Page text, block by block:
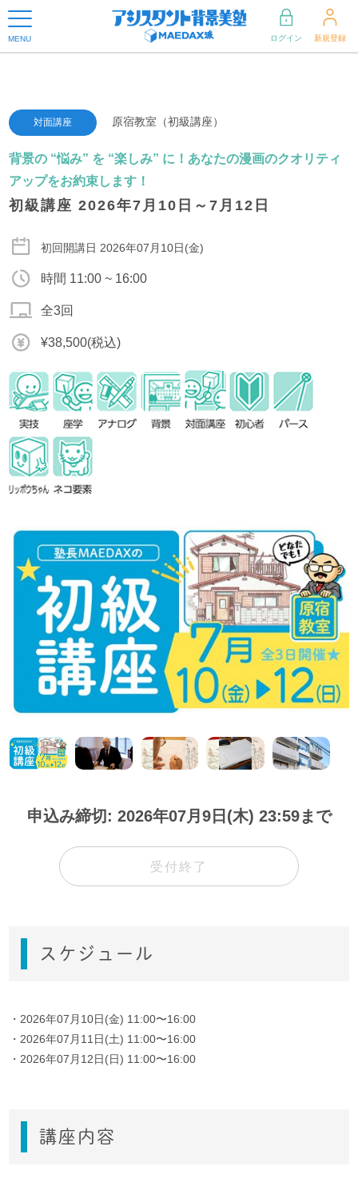
MENU ログイン 新規登録
対面講座 原宿教室（初級講座）
背景の “悩み” を “楽しみ” に！あなたの漫画のクオリティ
アップをお約束します！
初級講座 2026年7月10日～7月12日
初回開講日 2026年07月10日(金)
時間 11:00 ~ 16:00
全3回
¥38,500(税込)
申込み締切: 2026年07月9日(木) 23:59まで
受付終了
スケジュール
・2026年07月10日(金) 11:00〜16:00
・2026年07月11日(土) 11:00〜16:00
・2026年07月12日(日) 11:00〜16:00
講座内容